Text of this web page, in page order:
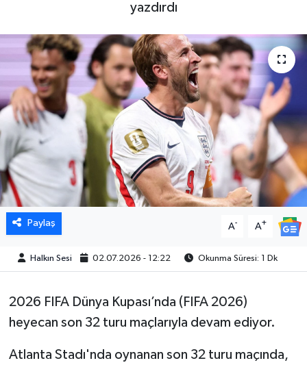
yazdırdı
Paylaş A- A+
Halkın Sesi 02.07.2026 - 12:22 Okunma Süresi: 1 Dk
2026 FIFA Dünya Kupası’nda (FIFA 2026)
heyecan son 32 turu maçlarıyla devam ediyor.
Atlanta Stadı'nda oynanan son 32 turu maçında,